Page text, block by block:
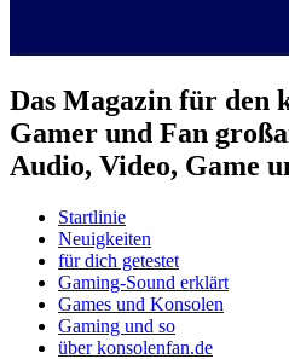
Das Magazin für den
Gamer und Fan
Audio, Video, Game
Startlinie
Neuigkeiten
für dich getestet
Gaming-Sound erklärt
Games und Konsolen
Gaming und so
über konsolenfan.de